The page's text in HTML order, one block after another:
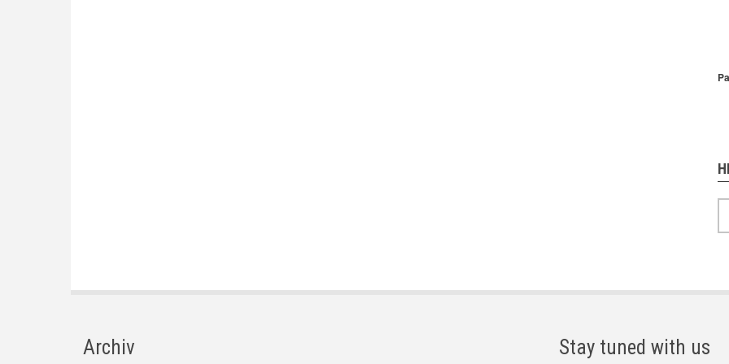
Archiv Stay tuned with us